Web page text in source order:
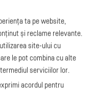
ta pe website,
și reclame relevante.
site-ului cu
le pot combina cu alte
serviciilor lor.
acordul pentru